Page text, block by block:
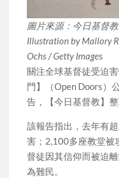
圖片來源：今日基督教
Illustration by Mallory
Ochs / Getty Images
關注全球基督徒受迫
門】（Open Doors）
告，【今日基督教】整
該報告指出，去年有
害；2,100多座教堂被
督徒因其信仰而被迫
為難民。